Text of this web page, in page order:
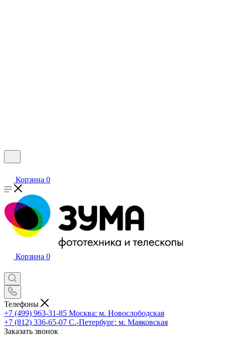
Корзина 0
Корзина 0
Телефоны
+7 (499) 963-31-85 Москва: м. Новослободская
+7 (812) 336-65-07 С.-Петербург: м. Маяковская
Заказать звонок